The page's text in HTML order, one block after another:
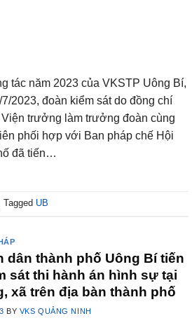
tác năm 2023 của VKSTP Uông Bí,
2023, đoàn kiểm sát do đồng chí
trưởng làm trưởng đoàn cùng
phối hợp với Ban pháp chế Hội
đã tiến…
Tagged UB
dân thành phố Uông Bí tiến
sát thi hành án hình sự tại
xã trên địa bàn thành phố
BY VKS QUẢNG NINH